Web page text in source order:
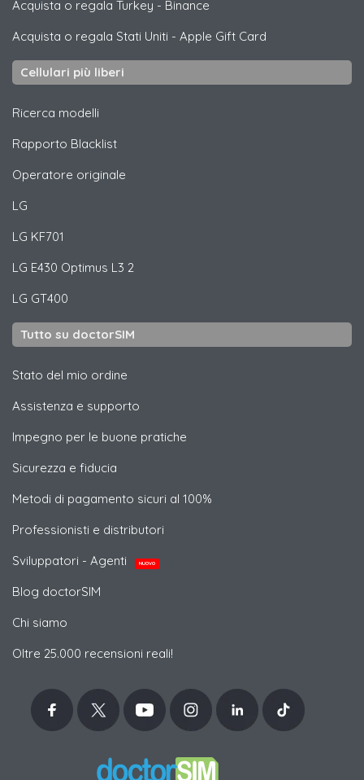
Acquista o regala Turkey - Binance
Acquista o regala Stati Uniti - Apple Gift Card
Cellulari più liberi
Ricerca modelli
Rapporto Blacklist
Operatore originale
LG
LG KF701
LG E430 Optimus L3 2
LG GT400
Tutto su doctorSIM
Stato del mio ordine
Assistenza e supporto
Impegno per le buone pratiche
Sicurezza e fiducia
Metodi di pagamento sicuri al 100%
Professionisti e distributori
Sviluppatori - Agenti
NUOVO
Blog doctorSIM
Chi siamo
Oltre 25.000 recensioni reali!